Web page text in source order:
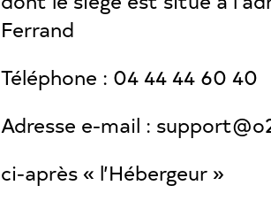
Ferrand
Téléphone : 04 44 44 60 40
Adresse e-mail :
ci-après « l’Hébergeur »